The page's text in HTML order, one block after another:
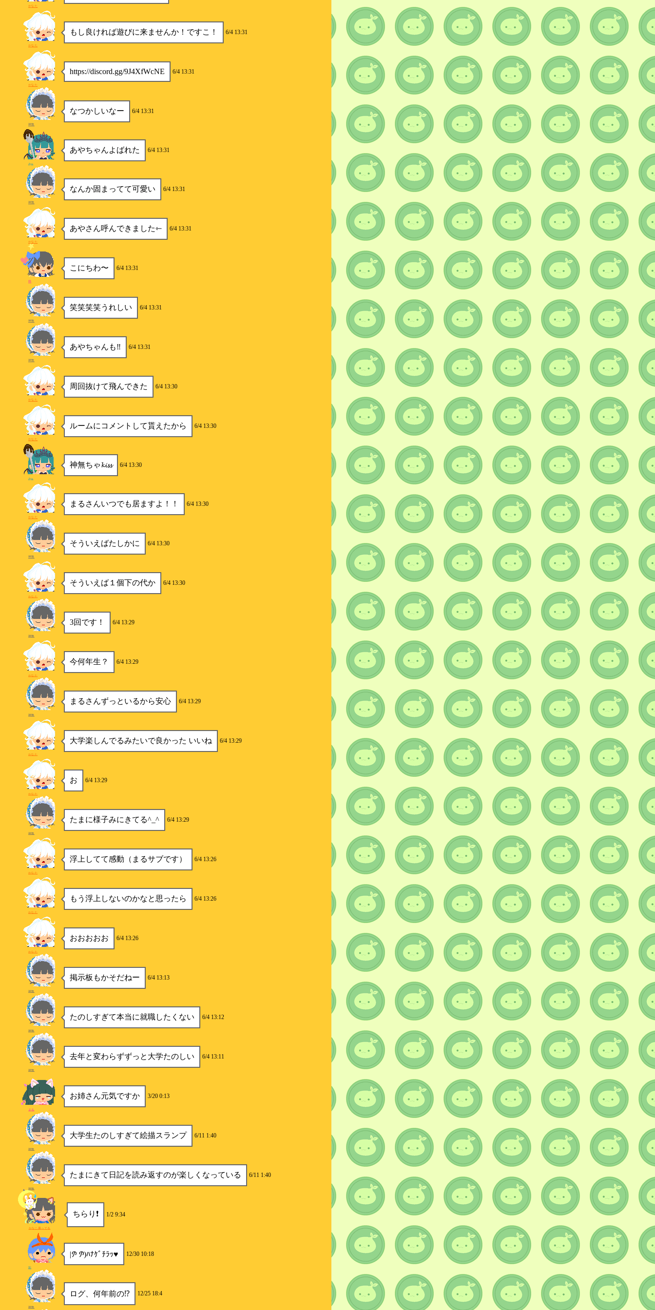
かなた
もし良ければ遊びに来ませんか！ですこ！ 6/4 13:31
かなた
https://discord.gg/9J4XfWcNE 6/4 13:31
かなた
なつかしいなー 6/4 13:31
神無
あやちゃんよばれた 6/4 13:31
Aya
なんか固まってて可愛い 6/4 13:31
神無
あやさん呼んできました⇽ 6/4 13:31
かなた
こにちわ〜 6/4 13:31
柿
笑笑笑笑うれしい 6/4 13:31
神無
あやちゃんも‼️ 6/4 13:31
神無
周回抜けて飛んできた 6/4 13:30
かなた
ルームにコメントして貰えたから 6/4 13:30
かなた
神無ちゃ𝓴𝓲𝓼𝓼 6/4 13:30
Aya
まるさんいつでも居ますよ！！ 6/4 13:30
かなた
そういえばたしかに 6/4 13:30
神無
そういえば１個下の代か 6/4 13:30
かなた
3回です！ 6/4 13:29
神無
今何年生？ 6/4 13:29
かなた
まるさんずっといるから安心 6/4 13:29
神無
大学楽しんでるみたいで良かった いいね 6/4 13:29
かなた
お 6/4 13:29
かなた
たまに様子みにきてる^_^ 6/4 13:29
神無
浮上してて感動（まるサブです） 6/4 13:26
かなた
もう浮上しないのかなと思ったら 6/4 13:26
かなた
おおおおお 6/4 13:26
かなた
掲示板もかそだねー 6/4 13:13
神無
たのしすぎて本当に就職したくない 6/4 13:12
神無
去年と変わらずずっと大学たのしい 6/4 13:11
神無
お姉さん元気ですか 3/20 0:13
まる
大学生たのしすぎて絵描スランプ 6/11 1:40
神無
たまにきて日記を読み返すのが楽しくなっている 6/11 1:40
神無
ちらり❗️ 1/2 9:34
かなこ腐ってる
‎|‎𐨮 𐨮)ﾊﾅｹﾞﾁﾗｯ♥︎ 12/30 10:18
彩
ログ、何年前の⁉️ 12/25 18:4
神無